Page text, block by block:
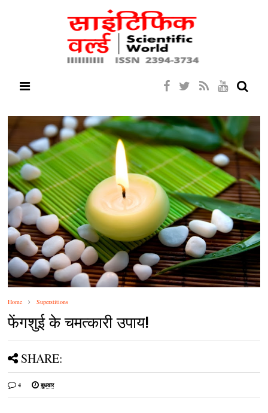
Home Superstitions
फेंगशुई के चमत्‍कारी उपाय!
SHARE:
4 बुधवार